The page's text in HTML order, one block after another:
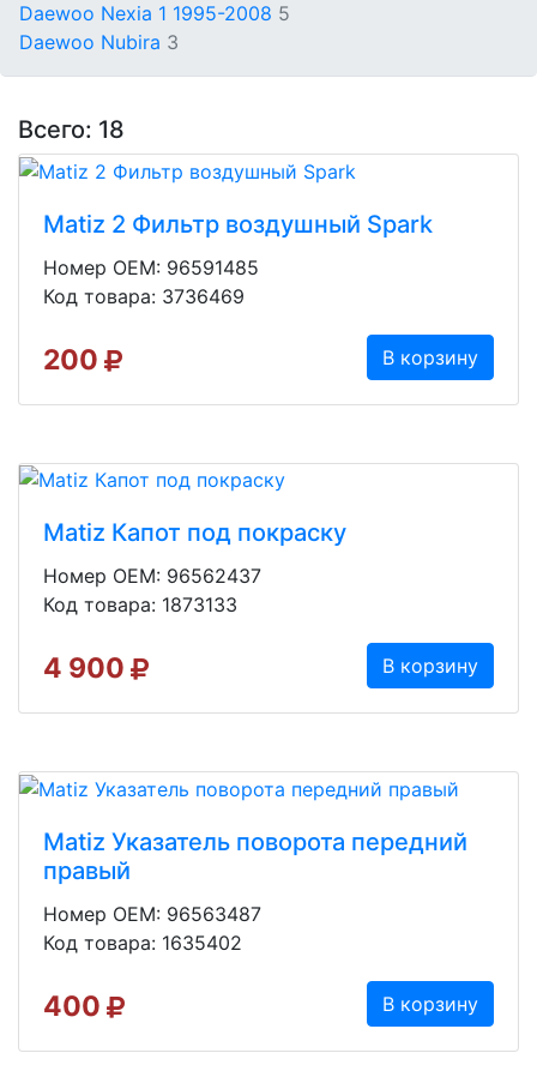
Daewoo Nexia 1 1995-2008 5
Daewoo Nubira 3
Всего: 18
Matiz 2 Фильтр воздушный Spark
Номер OEM: 96591485
Код товара: 3736469
200 В корзину
Matiz Капот под покраску
Номер OEM: 96562437
Код товара: 1873133
4 900 В корзину
Matiz Указатель поворота передний
правый
Номер OEM: 96563487
Код товара: 1635402
400 В корзину